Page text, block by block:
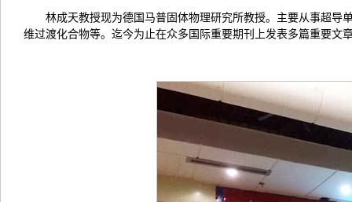
林成天教授现为德国马普固体物理研究所教授。主要从事超导
维过渡化合物等。迄今为止在众多国际重要期刊上发表多篇重要